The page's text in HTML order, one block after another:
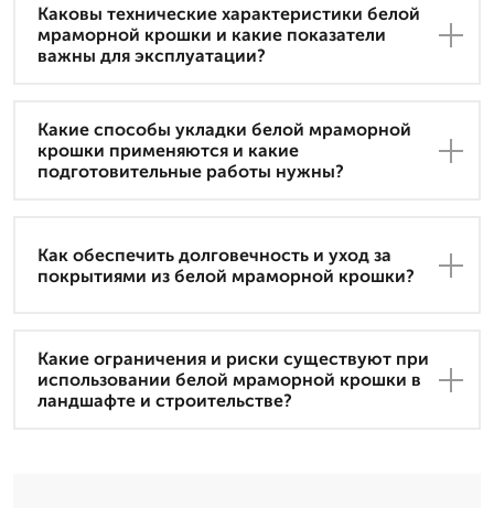
Каковы технические характеристики белой
мраморной крошки и какие показатели
важны для эксплуатации?
Какие способы укладки белой мраморной
крошки применяются и какие
подготовительные работы нужны?
Как обеспечить долговечность и уход за
покрытиями из белой мраморной крошки?
Какие ограничения и риски существуют при
использовании белой мраморной крошки в
ландшафте и строительстве?